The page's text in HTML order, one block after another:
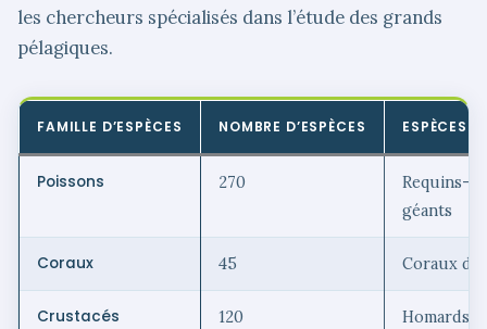
les chercheurs spécialisés dans l’étude des grands
pélagiques.
FAMILLE D’ESPÈCES NOMBRE D’ESPÈCES ESPÈCES
Poissons 270
Requins-
géants
Coraux 45 Coraux
Crustacés 120
Homards,